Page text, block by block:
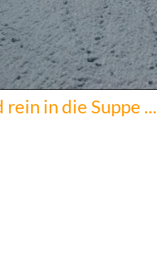
rein in die Suppe ...